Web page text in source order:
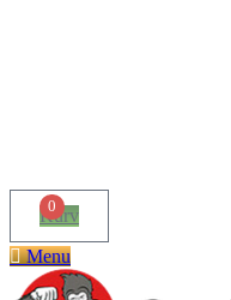
0
Kurv
Menu